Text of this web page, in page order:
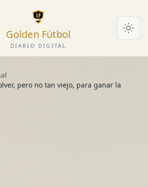
Golden Fútbol
DIARIO DIGITAL
pero no tan viejo, para ganar la